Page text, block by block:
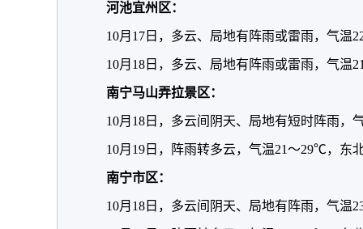
河池宜州区：
10月17日，多云、局地有阵雨或雷雨，气温
10月18日，多云、局地有阵雨或雷雨，气温
南宁马山弄拉景区：
10月18日，多云间阴天、局地有短时阵雨，
10月19日，阵雨转多云，气温21～29℃，东
南宁市区：
10月18日，多云间阴天、局地有阵雨，气温